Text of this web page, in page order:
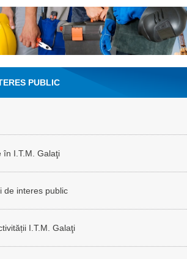
PUBLIC
în I.T.M. Galaţi
de interes public
I.T.M. Galaţi